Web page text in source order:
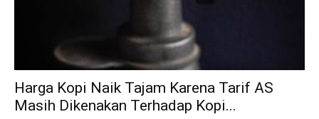
Harga Kopi Naik Tajam Karena Tarif AS
Masih Dikenakan Terhadap Kopi...